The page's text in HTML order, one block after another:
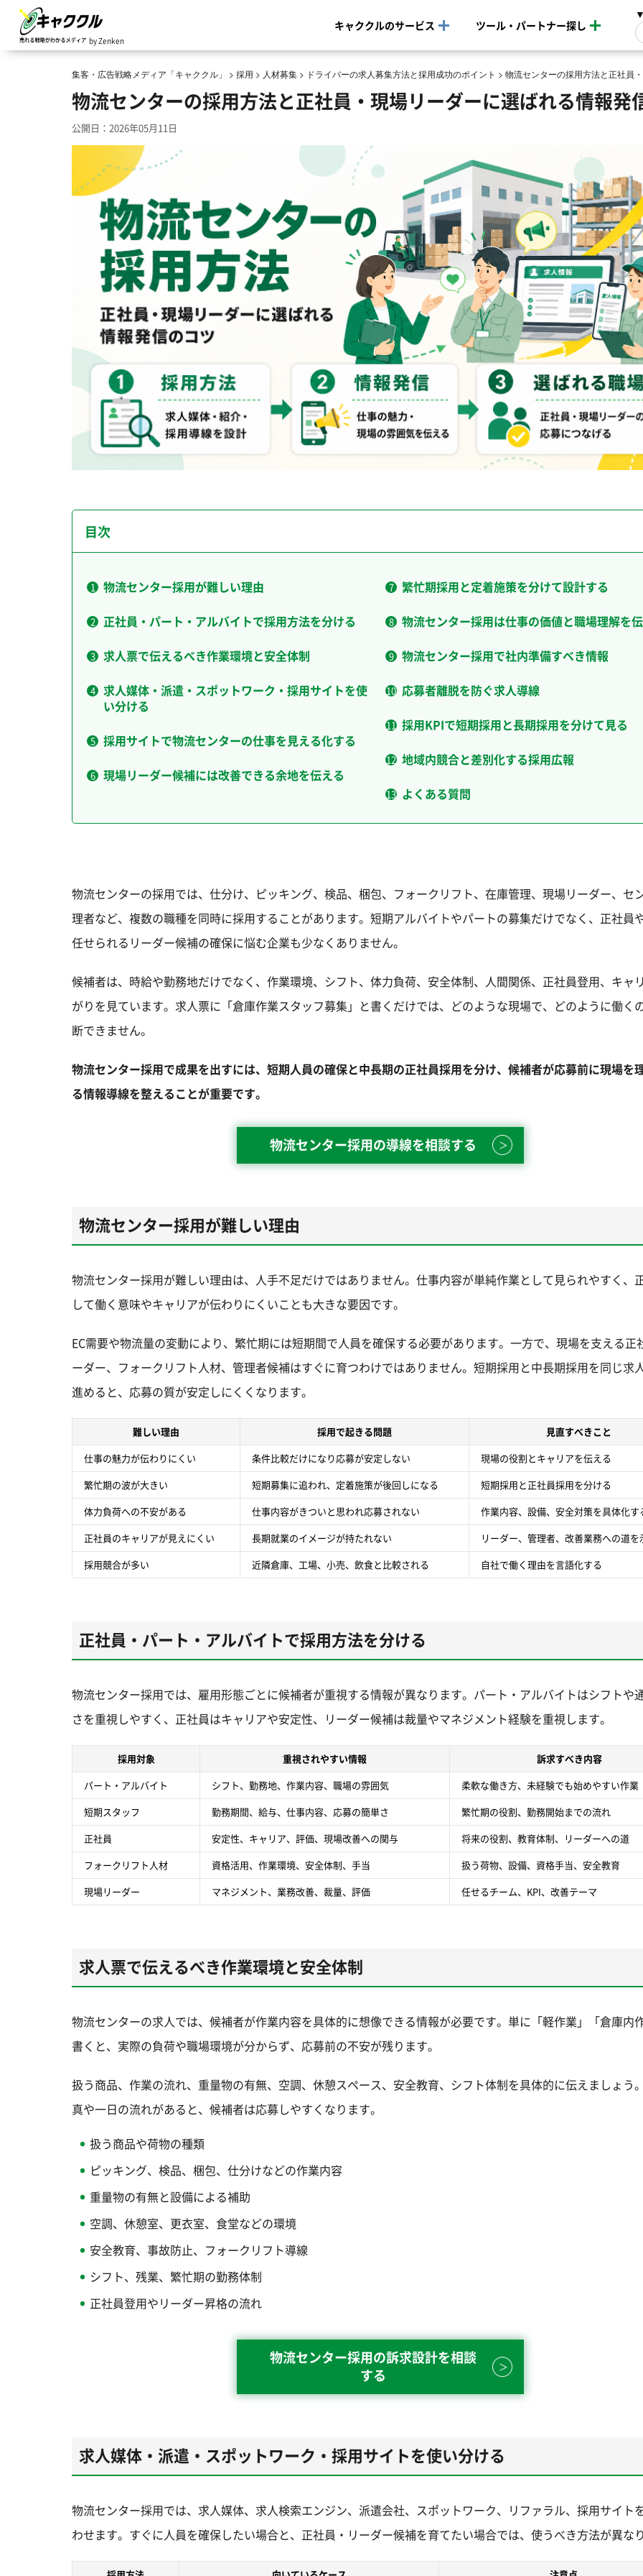
by Zenken
キャククルのサービス ツール・パートナー探し
集客・広告戦略メディア「キャククル」 > 採用 > 人材募集 > ドライバーの求人募集方法と採用成功のポイント > 物流センターの採用方法と正社員
物流センターの採用方法と正社員・現場リーダーに選ばれる情報発
公開日：2026年05月11日
目次
物流センター採用が難しい理由
正社員・パート・アルバイトで採用方法を分ける
求人票で伝えるべき作業環境と安全体制
求人媒体・派遣・スポットワーク・採用サイトを使
い分ける
採用サイトで物流センターの仕事を見える化する
現場リーダー候補には改善できる余地を伝える
繁忙期採用と定着施策を分けて設計する
物流センター採用は仕事の価値と職場理解を
物流センター採用で社内準備すべき情報
応募者離脱を防ぐ求人導線
採用KPIで短期採用と長期採用を分けて見る
地域内競合と差別化する採用広報
よくある質問
物流センターの採用では、仕分け、ピッキング、検品、梱包、フォークリフト、在庫管理、現場リーダー、セ
理者など、複数の職種を同時に採用することがあります。短期アルバイトやパートの募集だけでなく、正社員
任せられるリーダー候補の確保に悩む企業も少なくありません。
候補者は、時給や勤務地だけでなく、作業環境、シフト、体力負荷、安全体制、人間関係、正社員登用、キャ
がりを見ています。求人票に「倉庫作業スタッフ募集」と書くだけでは、どのような現場で、どのように働く
断できません。
物流センター採用で成果を出すには、短期人員の確保と中長期の正社員採用を分け、候補者が応募前に現場を
る情報導線を整えることが重要です。
物流センター採用の導線を相談する
物流センター採用が難しい理由
物流センター採用が難しい理由は、人手不足だけではありません。仕事内容が単純作業として見られやすく、
して働く意味やキャリアが伝わりにくいことも大きな要因です。
EC需要や物流量の変動により、繁忙期には短期間で人員を確保する必要があります。一方で、現場を支える正
ーダー、フォークリフト人材、管理者候補はすぐに育つわけではありません。短期採用と中長期採用を同じ求
進めると、応募の質が安定しにくくなります。
難しい理由 採用で起きる問題
見直すべきこと
仕事の魅力が伝わりにくい
条件比較だけになり応募が安定しない
現場の役割とキャリアを伝える
繁忙期の波が大きい
短期募集に追われ、定着施策が後回しになる
短期採用と正社員採用を分ける
体力負荷への不安がある
仕事内容がきついと思われ応募されない
作業内容、設備、安全対策を具体化す
正社員のキャリアが見えにくい
長期就業のイメージが持たれない
リーダー、管理者、改善業務への道を
採用競合が多い
近隣倉庫、工場、小売、飲食と比較される 自社で働く理由を言語化する
正社員・パート・アルバイトで採用方法を分ける
物流センター採用では、雇用形態ごとに候補者が重視する情報が異なります。パート・アルバイトはシフトや
さを重視しやすく、正社員はキャリアや安定性、リーダー候補は裁量やマネジメント経験を重視します。
採用対象 重視されやすい情報
訴求すべき内容
パート・アルバイト
シフト、勤務地、作業内容、職場の雰囲気
柔軟な働き方、未経験でも始めやすい作業
短期スタッフ
勤務期間、給与、仕事内容、応募の簡単さ
繁忙期の役割、勤務開始までの流れ
正社員
安定性、キャリア、評価、現場改善への関与
将来の役割、教育体制、リーダーへの道
フォークリフト人材
資格活用、作業環境、安全体制、手当
扱う荷物、設備、資格手当、安全教育
現場リーダー
マネジメント、業務改善、裁量、評価 任せるチーム、KPI、改善テーマ
求人票で伝えるべき作業環境と安全体制
物流センターの求人では、候補者が作業内容を具体的に想像できる情報が必要です。単に「軽作業」「倉庫内
書くと、実際の負荷や職場環境が分からず、応募前の不安が残ります。
扱う商品、作業の流れ、重量物の有無、空調、休憩スペース、安全教育、シフト体制を具体的に伝えましょう
真や一日の流れがあると、候補者は応募しやすくなります。
扱う商品や荷物の種類
ピッキング、検品、梱包、仕分けなどの作業内容
重量物の有無と設備による補助
空調、休憩室、更衣室、食堂などの環境
安全教育、事故防止、フォークリフト導線
シフト、残業、繁忙期の勤務体制
正社員登用やリーダー昇格の流れ
物流センター採用の訴求設計を相談
する
求人媒体・派遣・スポットワーク・採用サイトを使い分ける
物流センター採用では、求人媒体、求人検索エンジン、派遣会社、スポットワーク、リファラル、採用サイト
わせます。すぐに人員を確保したい場合と、正社員・リーダー候補を育てたい場合では、使うべき方法が異な